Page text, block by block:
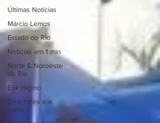
Últimas Notícias
Márcio Lemos
Estado do Rio
Notícias em 1 min
Norte & Noroeste
do Rio
Erik Higino
Dois cafés e a
conta